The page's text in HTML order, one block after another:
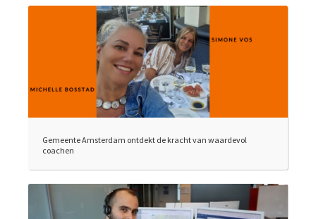
Gemeente Amsterdam ontdekt de kracht van waardevol
coachen